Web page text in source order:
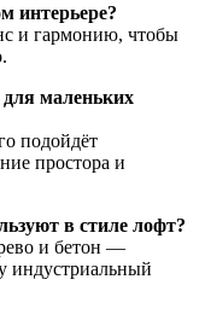
интерьере?
и гармонию, чтобы
для маленьких
подойдёт
простора и
в стиле лофт?
и бетон —
индустриальный